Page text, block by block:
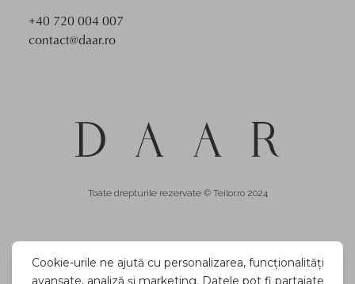
+40 720 004 007
contact@daar.ro
Toate drepturile rezervate © Teilor.ro 2024